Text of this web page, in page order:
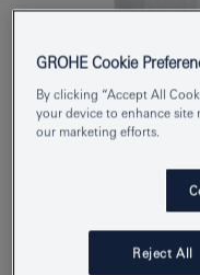
GROHE Cookie
By clicking “Accept All
your device to enhance site
our marketing efforts.
Reject All